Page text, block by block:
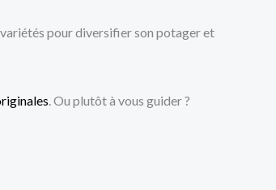
pour diversifier son potager et
. Ou plutôt à vous guider ?